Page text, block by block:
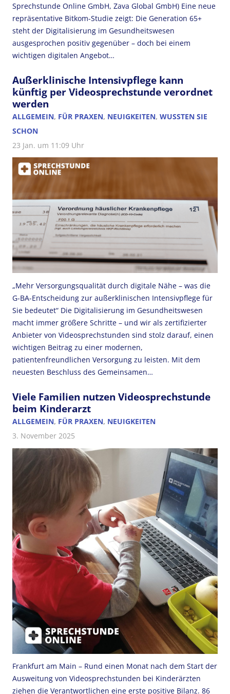
Sprechstunde Online GmbH, Zava Global GmbH) Eine neue
repräsentative Bitkom-Studie zeigt: Die Generation 65+
steht der Digitalisierung im Gesundheitswesen
ausgesprochen positiv gegenüber – doch bei einem
wichtigen digitalen Angebot…
Außerklinische Intensivpflege kann
künftig per Videosprechstunde verordnet
werden
ALLGEMEIN, FÜR PRAXEN, NEUIGKEITEN, WUSSTEN SIE
SCHON
23 Jan. um 11:09 Uhr
„Mehr Versorgungsqualität durch digitale Nähe – was die
G-BA-Entscheidung zur außerklinischen Intensivpflege für
Sie bedeutet“ Die Digitalisierung im Gesundheitswesen
macht immer größere Schritte – und wir als zertifizierter
Anbieter von Videosprechstunden sind stolz darauf, einen
wichtigen Beitrag zu einer modernen,
patientenfreundlichen Versorgung zu leisten. Mit dem
neuesten Beschluss des Gemeinsamen…
Viele Familien nutzen Videosprechstunde
beim Kinderarzt
ALLGEMEIN, FÜR PRAXEN, NEUIGKEITEN
3. November 2025
Frankfurt am Main – Rund einen Monat nach dem Start der
Ausweitung von Videosprechstunden bei Kinderärzten
ziehen die Verantwortlichen eine erste positive Bilanz. 86